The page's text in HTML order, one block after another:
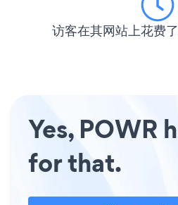
访客在其网站上花费了
Yes, POWR
for that.